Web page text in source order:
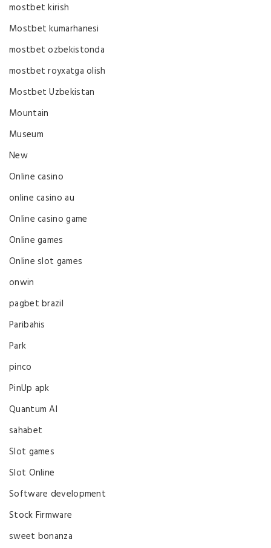
mostbet kirish
Mostbet kumarhanesi
mostbet ozbekistonda
mostbet royxatga olish
Mostbet Uzbekistan
Mountain
Museum
New
Online casino
online casino au
Online casino game
Online games
Online slot games
onwin
pagbet brazil
Paribahis
Park
pinco
PinUp apk
Quantum AI
sahabet
Slot games
Slot Online
Software development
Stock Firmware
sweet bonanza